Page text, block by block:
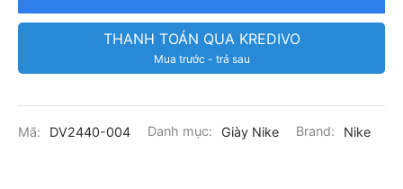
THANH TOÁN QUA KREDIVO
Mua trước - trả sau
Mã: DV2440-004 Danh mục: Giày Nike Brand: Nike